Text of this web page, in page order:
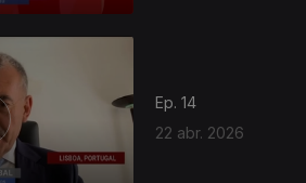
Ep. 14
22 abr. 2026